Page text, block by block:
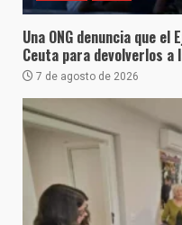
Una ONG denuncia que
Ceuta para devolverlos
7 de agosto de 2026